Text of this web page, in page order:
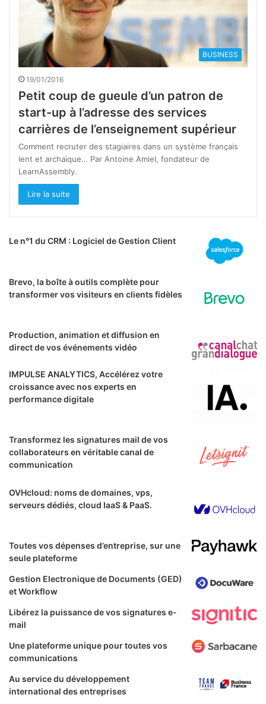
BUSINESS
19/01/2016
Petit coup de gueule d’un patron de
start-up à l’adresse des services
carrières de l’enseignement supérieur
Comment recruter des stagiaires dans un système français
lent et archaique… Par Antoine Amiel, fondateur de
LearnAssembly.
Lire la suite
Le n°1 du CRM : Logiciel de Gestion Client
Brevo, la boîte à outils complète pour
transformer vos visiteurs en clients fidèles
Production, animation et diffusion en
direct de vos événements vidéo
IMPULSE ANALYTICS, Accélérez votre
croissance avec nos experts en
performance digitale
Transformez les signatures mail de vos
collaborateurs en véritable canal de
communication
OVHcloud: noms de domaines, vps,
serveurs dédiés, cloud IaaS & PaaS.
Toutes vos dépenses d’entreprise, sur une
seule plateforme
Gestion Electronique de Documents (GED)
et Workflow
Libérez la puissance de vos signatures e-
mail
Une plateforme unique pour toutes vos
communications
Au service du développement
international des entreprises